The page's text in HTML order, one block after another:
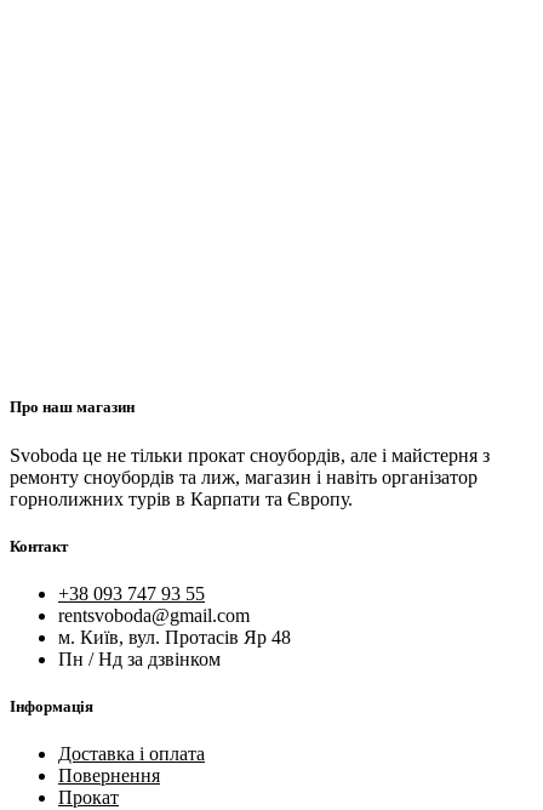
Про наш магазин
Svoboda це не тільки прокат сноубордів, але і майстерня з
ремонту сноубордів та лиж, магазин і навіть організатор
горнолижних турів в Карпати та Європу.
Контакт
+38 093 747 93 55
rentsvoboda@gmail.com
м. Київ, вул. Протасів Яр 48
Пн / Нд за дзвінком
Інформація
Доставка і оплата
Повернення
Прокат